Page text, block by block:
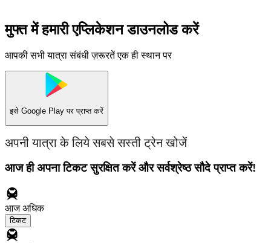
मुफ्त में हमारी एप्लिकेशन डाउनलोड करें
आपकी सभी यात्रा संबंधी ज़रूरतें एक ही स्थान पर
इसे Google Play पर प्राप्त करें
अपनी यात्रा के लिये सबसे सस्ती ट्रेन खोजें
आज ही अपना टिकट सुरक्षित करें और सर्वश्रेष्ठ सौदे प्राप्त करें!
आजअधिक
टिकट